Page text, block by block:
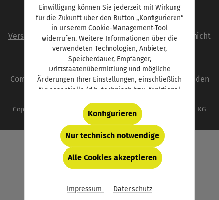
Alle Preise inkl. gesetzl. Mehrwertsteuer zzgl.
Versandkostenund ggf. Nachnahmegebühren, wenn nicht
anders angegeben.
autoFACHMANN ist eine Marke der Vogel
Communications Group. Unser gesamtes Angebot finden
Sie unterwww.vogel.de.
Copyright © 2026 Vogel Communications Group GmbH & Co. KG
Einwilligung können Sie jederzeit mit Wirkung
für die Zukunft über den Button „Konfigurieren“
in unserem Cookie-Management-Tool
widerrufen. Weitere Informationen über die
verwendeten Technologien, Anbieter,
Speicherdauer, Empfänger,
Drittstaatenübermittlung und mögliche
Änderungen Ihrer Einstellungen, einschließlich
für essentielle (d.h. technisch bzw. funktional
verlinkten Datenschutzerklärung und hinter
dem Button „Konfigurieren“.
Nur technisch notwendige
Konfigurieren
Alle Cookies akzeptieren
Impressum Datenschutz